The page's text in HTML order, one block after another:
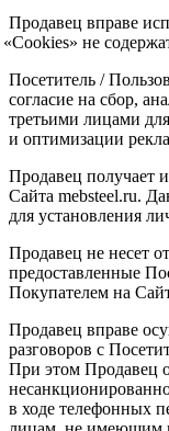
Продавец вправе
«Cookies» не
Посетитель /
согласие на сбор,
третьими лицами
и оптимизации
Продавец получает
Сайта mebsteel.ru.
для установления
Продавец не несет
предоставленные
Покупателем на
Продавец вправе
разговоров с
При этом Продавец
в ходе телефонных